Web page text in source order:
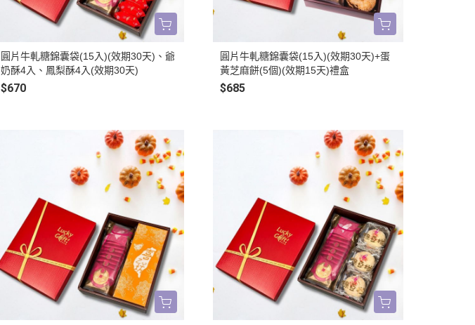
圓片牛軋糖錦囊袋(15入)(效期30天)、爺
奶酥4入、鳳梨酥4入(效期30天)
$670
圓片牛軋糖錦囊袋(15入)(效期30天)+蛋
黃芝麻餅(5個)(效期15天)禮盒
$685